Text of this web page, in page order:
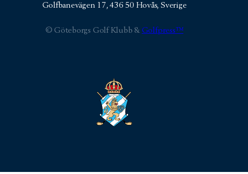
Golfbanevägen 17, 436 50 Hovås, Sverige
© Göteborgs Golf Klubb & Golfpress™